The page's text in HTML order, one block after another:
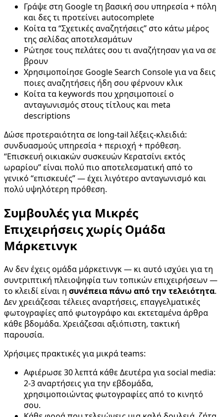
Γράψε στη Google τη βασική σου υπηρεσία + πόλη
και δες τι προτείνει autocomplete
Κοίτα τα “Σχετικές αναζητήσεις” στο κάτω μέρος
της σελίδας αποτελεσμάτων
Ρώτησε τους πελάτες σου τι αναζήτησαν για να σε
βρουν
Χρησιμοποίησε Google Search Console για να δεις
ποιες αναζητήσεις ήδη σου φέρνουν κλικ
Κοίτα τα keywords που χρησιμοποιεί ο
ανταγωνισμός στους τίτλους και meta
descriptions
Δώσε προτεραιότητα σε long-tail λέξεις-κλειδιά:
συνδυασμούς υπηρεσία + περιοχή + πρόθεση.
“Επισκευή οικιακών συσκευών Κερατσίνι εκτός
ωραρίου” είναι πολύ πιο αποτελεσματική από το
γενικό “επισκευές” — έχει λιγότερο ανταγωνισμό και
πολύ υψηλότερη πρόθεση.
Συμβουλές για Μικρές
Επιχειρήσεις χωρίς Ομάδα
Μάρκετινγκ
Αν δεν έχεις ομάδα μάρκετινγκ — κι αυτό ισχύει για τη
συντριπτική πλειοψηφία των τοπικών επιχειρήσεων —
το κλειδί είναι η συνέπεια πάνω από την τελειότητα.
Δεν χρειάζεσαι τέλειες αναρτήσεις, επαγγελματικές
φωτογραφίες από φωτογράφο και εκτεταμένα άρθρα
κάθε βδομάδα. Χρειάζεσαι αξιόπιστη, τακτική
παρουσία.
Χρήσιμες πρακτικές για μικρά teams:
Αφιέρωσε 30 λεπτά κάθε Δευτέρα για social media:
2-3 αναρτήσεις για την εβδομάδα,
χρησιμοποιώντας φωτογραφίες από το κινητό
σου.